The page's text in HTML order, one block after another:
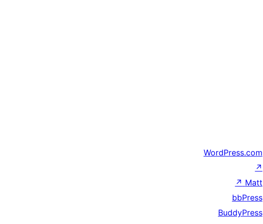
WordPress.com
↗
Matt
↗
bbPress
BuddyPress